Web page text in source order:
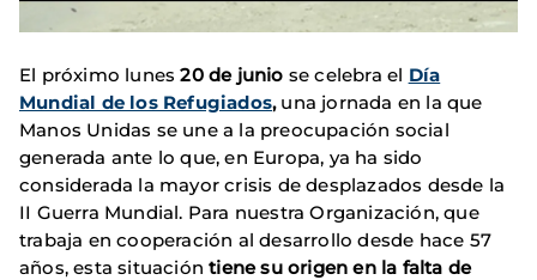
El próximo lunes20 de junio se celebra el Día
Mundial de los Refugiados, una jornada en la que
Manos Unidas se une a la preocupación social
generada ante lo que, en Europa, ya ha sido
considerada la mayor crisis de desplazados desde la
II Guerra Mundial. Para nuestra Organización, que
trabaja en cooperación al desarrollo desde hace 57
años, esta situacióntiene su origen en la falta de